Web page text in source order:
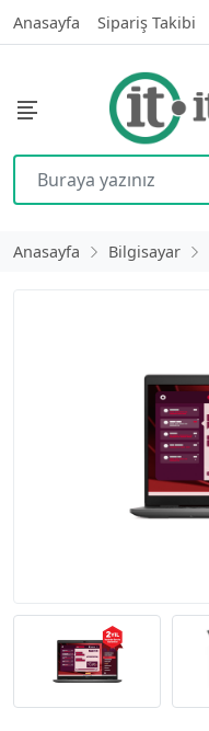
Anasayfa Sipariş Takibi
Anasayfa Bilgisayar